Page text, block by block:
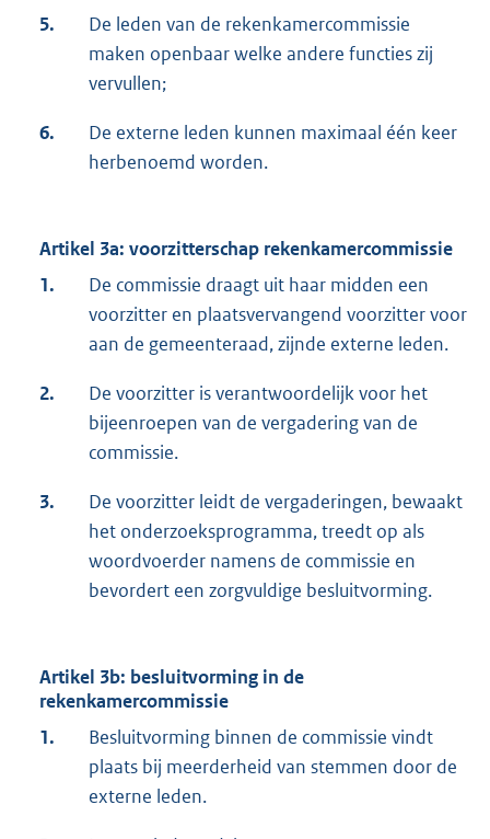
5.
De leden van de rekenkamercommissie
maken openbaar welke andere functies zij
vervullen;
6.
De externe leden kunnen maximaal één keer
herbenoemd worden.
Artikel 3a: voorzitterschap rekenkamercommissie
1.
De commissie draagt uit haar midden een
voorzitter en plaatsvervangend voorzitter voor
aan de gemeenteraad, zijnde externe leden.
2.
De voorzitter is verantwoordelijk voor het
bijeenroepen van de vergadering van de
commissie.
3.
De voorzitter leidt de vergaderingen, bewaakt
het onderzoeksprogramma, treedt op als
woordvoerder namens de commissie en
bevordert een zorgvuldige besluitvorming.
Artikel 3b: besluitvorming in de
rekenkamercommissie
1.
Besluitvorming binnen de commissie vindt
plaats bij meerderheid van stemmen door de
externe leden.